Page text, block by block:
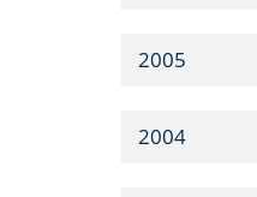
2005
2004